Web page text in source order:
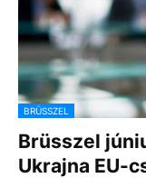
BRÜSSZEL
Brüsszel
Ukrajna EU-